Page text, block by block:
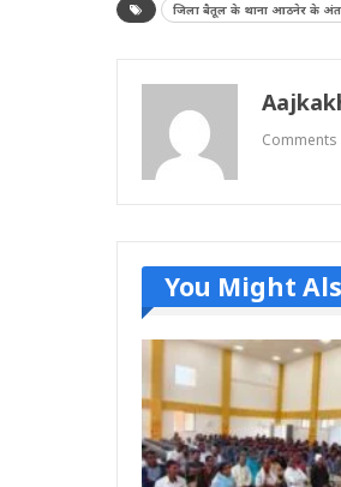
जिला बैतूल के थाना आठनेर के
Comments
You Might